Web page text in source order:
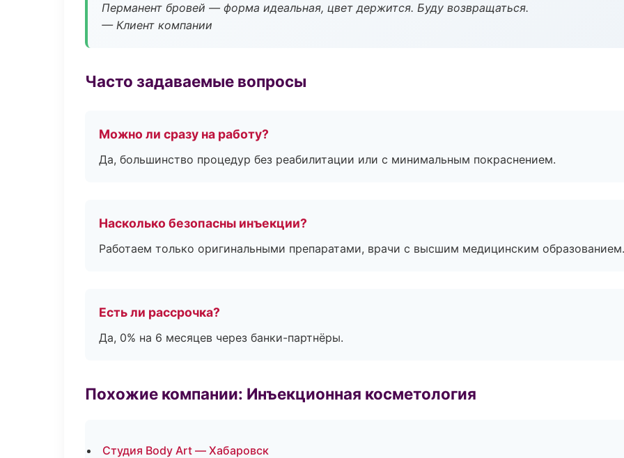
Перманент бровей — форма идеальная, цвет держится. Буду возвращаться.
— Клиент компании
Часто задаваемые вопросы
Можно ли сразу на работу?
Да, большинство процедур без реабилитации или с минимальным покраснением.
Насколько безопасны инъекции?
Работаем только оригинальными препаратами, врачи с высшим медицинским образованием.
Есть ли рассрочка?
Да, 0% на 6 месяцев через банки-партнёры.
Похожие компании: Инъекционная косметология
Студия Body Art — Хабаровск